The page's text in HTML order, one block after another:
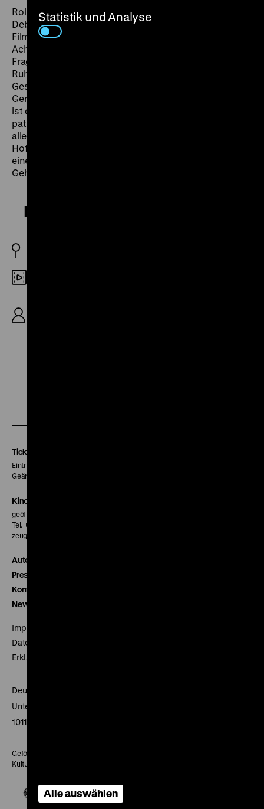
Roland Gräf und sein Team sahen sich in den
Debatten im Zuge der Abnahme und Zulassung des
Films mit dem Vorwurf konfrontiert, mit der Figur des
Achilles die Leistung der DDR-Aufbaugeneration in
Frage zu stellen, die in den 1970er Jahren in den
Ruhestand trat. Doch es ist komplexer: Erwin
Geschonneck versteht es, die Zerrissenheit dieser
Generation sensibel und wahrhaftig zu verkörpern: „Da
ist die Eigenbrötelei und starre Rechthaberei,
patriarchalische Attitüde und Abweisung. Doch vor
allem eine Utopie, die diesem Leben Kraft und
Hoffnung gibt: der ‚Traum von der blauen Blume‘, die
eine beschädigte Landschaft zu heilen versteht.“ (Fred
Gehler,
Bankett für Achilles
Tickets
Eintritt 5 €
Geänderte Preise sind im Programm vermerkt.
Kinokasse
geöffnet 30 Minuten vor Beginn der ersten Vorstellung
Tel. + 49 30 20304-770
zeughauskino@dhm.de
Autor*innen
Presse
Kontakt
Newsletter
Impressum
Datenschutz
Erklärung digitale Barrierefreiheit
Deutsches Historisches Museum
Unter den Linden 2
10117 Berlin
Gefördert mit Mitteln des Beauftragten der Bundesregierung für
Kultur und Medien
Statistik und Analyse
Alle auswählen